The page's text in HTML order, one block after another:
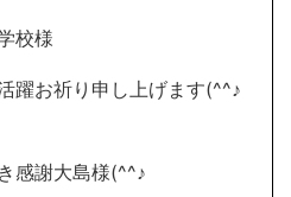
校様
躍お祈り申し上げます(^^♪
感謝大島様(^^♪